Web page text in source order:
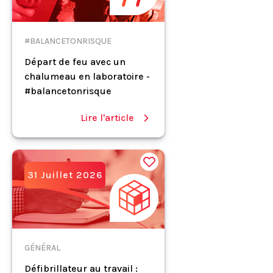
#BALANCETONRISQUE
Départ de feu avec un
chalumeau en laboratoire -
#balancetonrisque
Lire l'article
31 Juillet 2026
GÉNÉRAL
Défibrillateur au travail :